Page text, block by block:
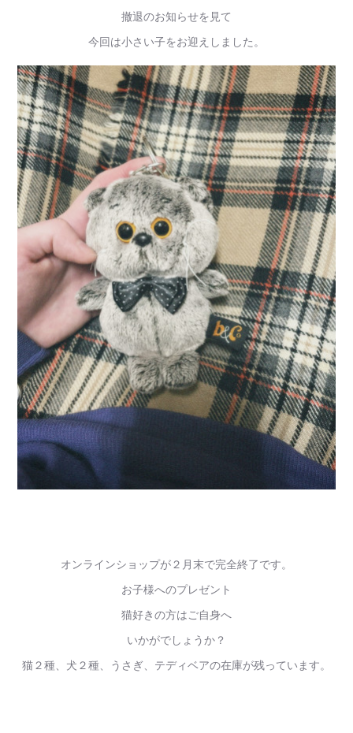
撤退のお知らせを見て
今回は小さい子をお迎えしました。
オンラインショップが２月末で完全終了です。
お子様へのプレゼント
猫好きの方はご自身へ
いかがでしょうか？
猫２種、犬２種、うさぎ、テディベアの在庫が残っています。